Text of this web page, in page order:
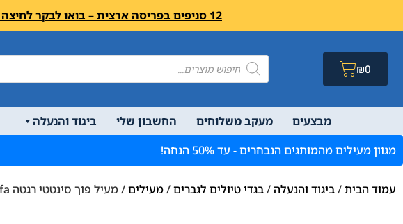
12 סניפים בפריסה ארצית – בואו לבקר לחיצה פה מעבר לרשימת הסניפים ושעות פעילות
₪0
מבצעים מעקב משלוחים החשבון שלי ביגוד והנעלה
מגוון מעילים מהמותגים הנבחרים - עד 50% הנחה!
עמוד הבית/ביגוד והנעלה /בגדי טיולים לגברים/מעילים/ מעיל פוך סינטטי רגטה Helfa – גברים